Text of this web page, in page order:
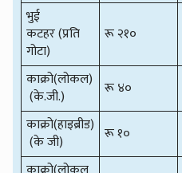
भुई
कटहर (प्रति
गोटा)
रू २१०
काक्रो(लोकल)
(के.जी.)
रू ४०
काक्रो(हाइब्रीड)
(के जी)
रू १०